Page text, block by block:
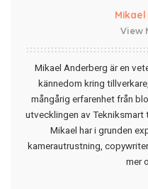
View
Mikael Anderberg är en
kännedom kring
mångårig erfarenhet från
utvecklingen av Tekniksmart
Mikael har i grunden
kamerautrustning,
mer